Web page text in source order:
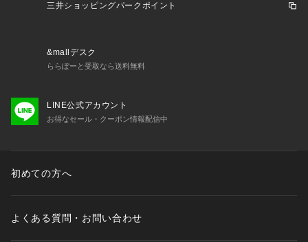
三井ショッピングパークポイント
&mallデスク
ららぽーと受取なら送料無料
LINE公式アカウント
お得なセール・クーポン情報配信中
初めての方へ
よくある質問・お問い合わせ